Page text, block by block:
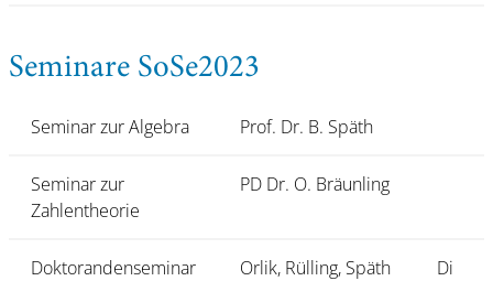
Seminare SoSe2023
Seminar zur Algebra Prof. Dr. B. Späth
Seminar zur
Zahlentheorie
PD Dr. O. Bräunling
Doktorandenseminar
Orlik, Rülling, Späth
Di